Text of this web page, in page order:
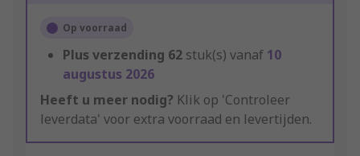
Op voorraad
Plus verzending 62 stuk(s) vanaf 10
augustus 2026
Heeft u meer nodig? Klik op 'Controleer
leverdata' voor extra voorraad en levertijden.